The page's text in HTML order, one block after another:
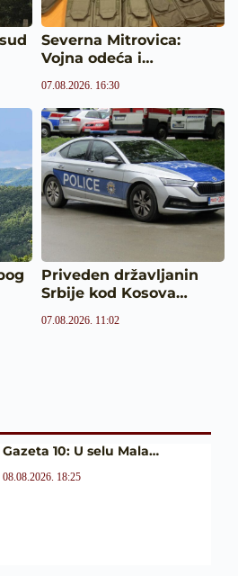
Severna Mitrovica:
Vojna odeća i…
07.08.2026. 16:30
Priveden državljanin
Srbije kod Kosova…
07.08.2026. 11:02
Gazeta 10: U selu Mala…
08.08.2026. 18:25